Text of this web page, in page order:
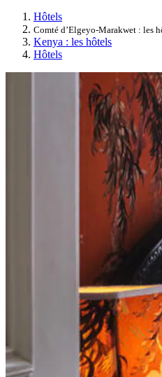
Hôtels
Comté d’Elgeyo-Marakwet : les
Kenya : les hôtels
Hôtels